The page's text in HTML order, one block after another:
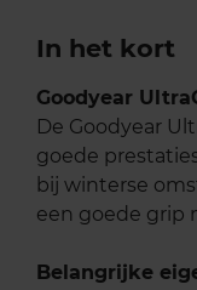
In het kort
Goodyear
De Goodyear
goede
bij winterse
een goede grip
Belangrijke